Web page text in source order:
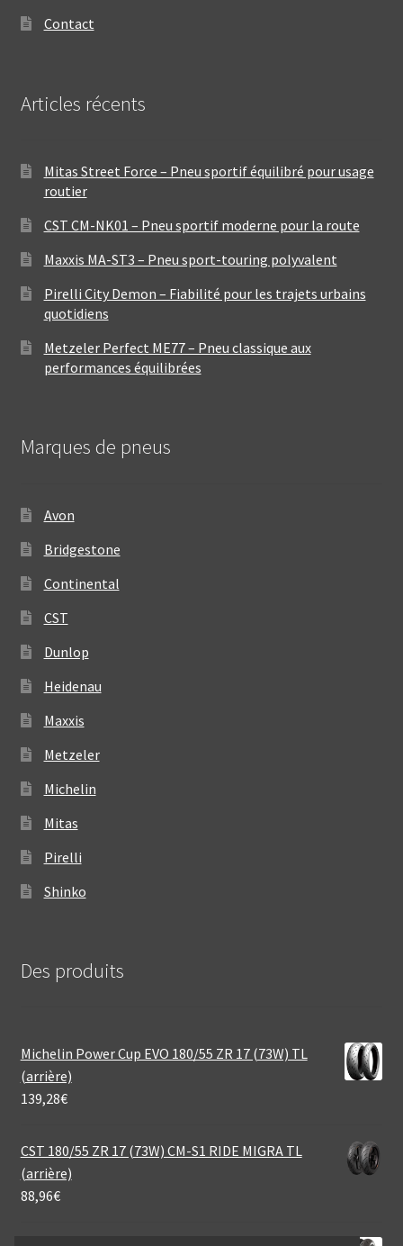
Contact
Articles récents
Mitas Street Force – Pneu sportif équilibré pour usage
routier
CST CM-NK01 – Pneu sportif moderne pour la route
Maxxis MA-ST3 – Pneu sport-touring polyvalent
Pirelli City Demon – Fiabilité pour les trajets urbains
quotidiens
Metzeler Perfect ME77 – Pneu classique aux
performances équilibrées
Marques de pneus
Avon
Bridgestone
Continental
CST
Dunlop
Heidenau
Maxxis
Metzeler
Michelin
Mitas
Pirelli
Shinko
Des produits
Michelin Power Cup EVO 180/55 ZR 17 (73W) TL
(arrière)
139,28€
CST 180/55 ZR 17 (73W) CM-S1 RIDE MIGRA TL
(arrière)
88,96€